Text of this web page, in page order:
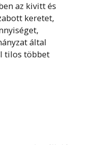
az kivitt és
keretet,
által
tilos többet